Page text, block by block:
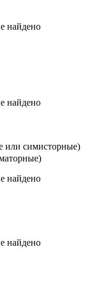
найдено
найдено
или симисторные)
найдено
найдено